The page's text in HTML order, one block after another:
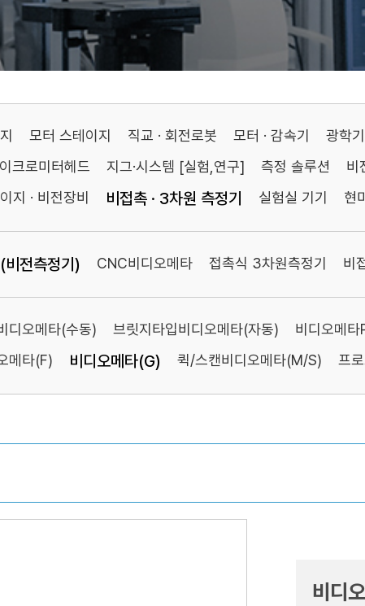
모터 스테이지 직교 · 회전로봇 모터 · 감속기 광학기
크로미터헤드
지그·시스템 [실험,연구] 측정 솔루션
비
지 · 비전장비
비접촉 · 3차원 측정기 실험실 기기 현
전측정기) CNC비디오메타 접촉식 3차원측정기 비
디오메타(수동) 브릿지타입비디오메타(자동) 비디오메
메타(F)
비디오메타(G) 퀵/스캔비디오메타(M/S) 프
비디